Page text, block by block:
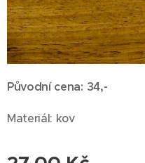
Původní cena: 34,-
Materiál: kov